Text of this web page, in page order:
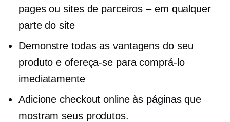
pages ou sites de parceiros – em qualquer
parte do site
Demonstre todas as vantagens do seu
produto e ofereça-se para comprá-lo
imediatamente
Adicione checkout online às páginas que
mostram seus produtos.